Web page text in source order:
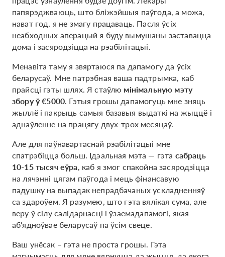
папярэджваюць, што бліжэйшыя паўгода, а можа,
нават год, я не змагу працаваць. Пасля ўсіх
неабходных аперацый я буду вымушаны заставацца
дома і засяродзіцца на рэабілітацыі.
Менавіта таму я звяртаюся па дапамогу да ўсіх
беларусаў. Мне патрэбная ваша падтрымка, каб
прайсці гэты шлях. Я стаўлю мінімальную мэту
збору ў €5000. Гэтыя грошы дапамогуць мне зняць
жыллё і пакрыць самыя базавыя выдаткі на жыццё і
аднаўленне на працягу двух-трох месяцаў.
Але для паўнавартаснай рэабілітацыі мне
спатрэбіцца больш. Ідэальная мэта — гэта сабраць
10-15 тысяч еўра, каб я змог спакойна засяродзіцца
на лячэнні цягам паўгода і мець фінансавую
падушку на выпадак непрадбачаных ускладненняў
са здароўем. Я разумею, што гэта вялікая сума, але
веру ў сілу салідарнасці і ўзаемадапамогі, якая
аб'ядноўвае беларусаў па ўсім свеце.
Ваш унёсак – гэта не проста грошы. Гэта